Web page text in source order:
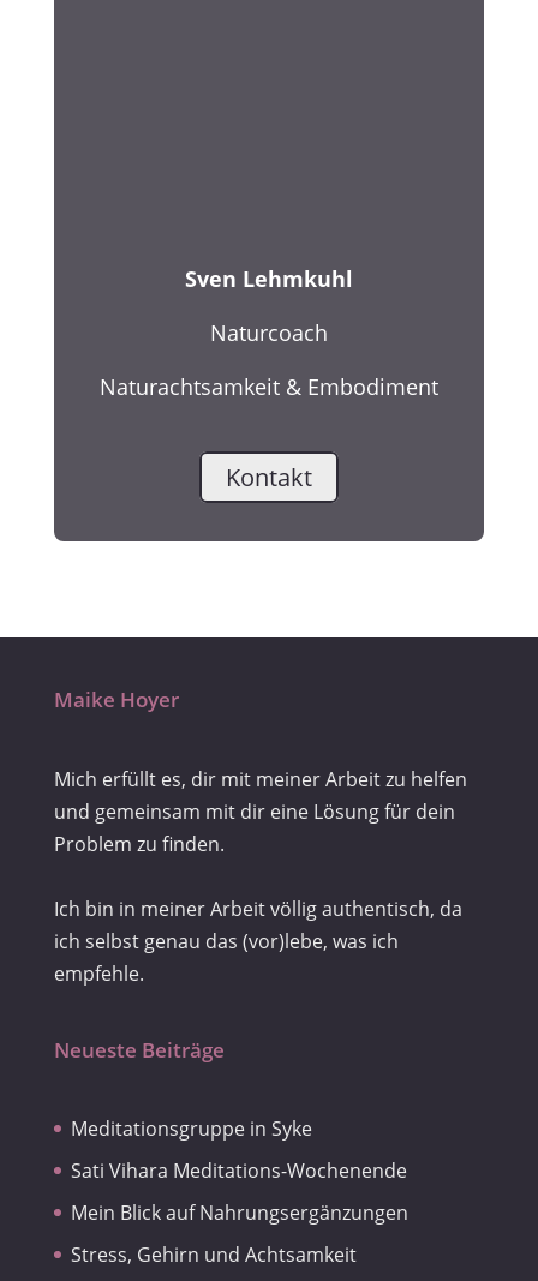
Sven Lehmkuhl
Naturcoach
Naturachtsamkeit & Embodiment
Kontakt
Maike Hoyer
Mich erfüllt es, dir mit meiner Arbeit zu helfen
und gemeinsam mit dir eine Lösung für dein
Problem zu finden.
Ich bin in meiner Arbeit völlig authentisch, da
ich selbst genau das (vor)lebe, was ich
empfehle.
Neueste Beiträge
Meditationsgruppe in Syke
Sati Vihara Meditations-Wochenende
Mein Blick auf Nahrungsergänzungen
Stress, Gehirn und Achtsamkeit